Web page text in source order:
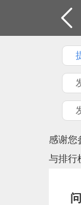
感谢您
与排行